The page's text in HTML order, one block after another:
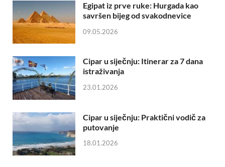
Egipat iz prve ruke: Hurgada kao
savršen bijeg od svakodnevice
09.05.2026
Cipar u siječnju: Itinerar za 7 dana
istraživanja
23.01.2026
Cipar u siječnju: Praktični vodič za
putovanje
18.01.2026